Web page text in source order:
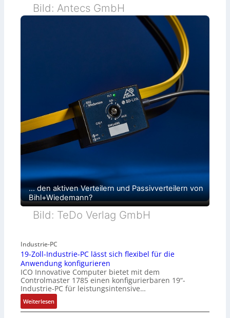
Bild: Antecs GmbH
… den aktiven Verteilern und Passivverteilern von
Bihl+Wiedemann?
Bild: TeDo Verlag GmbH
Industrie-PC
19-Zoll-Industrie-PC lässt sich flexibel für die
Anwendung konfigurieren
ICO Innovative Computer bietet mit dem
Controlmaster 1785 einen konfigurierbaren 19“-
Industrie-PC für leistungsintensive…
Weiterlesen:
1